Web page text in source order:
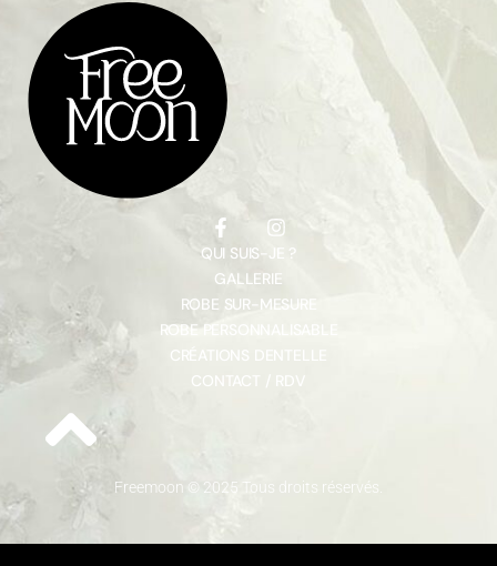
Freemoon © 2025 Tous droits réservés.
QUI SUIS-JE ?
GALLERIE
ROBE SUR-MESURE
ROBE PERSONNALISABLE
CRÉATIONS DENTELLE
CONTACT / RDV